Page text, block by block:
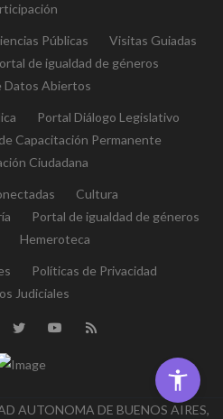
Públicas
Visitas Guiadas
de igualdad de géneros
Datos Abiertos
Portal Diálogo Legislativo
Capacitación Permanente
Ciudadana
Cultura
Portal de igualdad de géneros
Hemeroteca
Políticas de Privacidad
Judiciales
AUTONOMA DE BUENOS AIRES,